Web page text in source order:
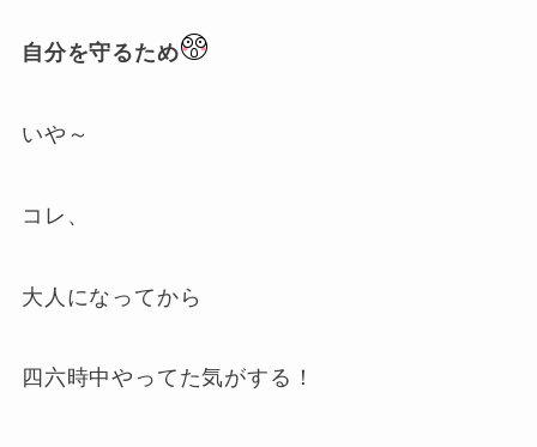
自分を守るため
いや～
コレ、
大人になってから
四六時中やってた気がする！